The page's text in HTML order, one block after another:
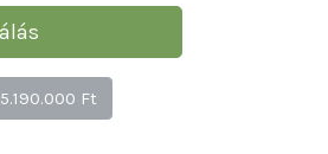
Ft